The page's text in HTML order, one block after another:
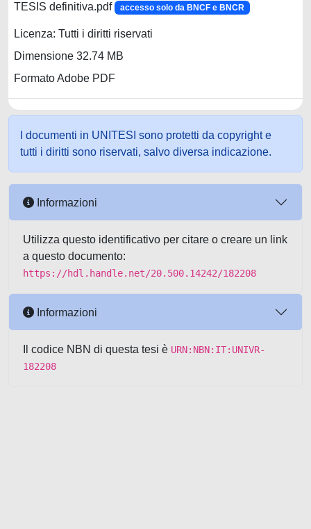
TESIS definitiva.pdf accesso solo da BNCF e BNCR
Licenza: Tutti i diritti riservati
Dimensione 32.74 MB
Formato Adobe PDF
I documenti in UNITESI sono protetti da copyright e
tutti i diritti sono riservati, salvo diversa indicazione.
Informazioni
Utilizza questo identificativo per citare o creare un link
a questo documento:
https://hdl.handle.net/20.500.14242/182208
Informazioni
Il codice NBN di questa tesi è URN:NBN:IT:UNIVR-
182208